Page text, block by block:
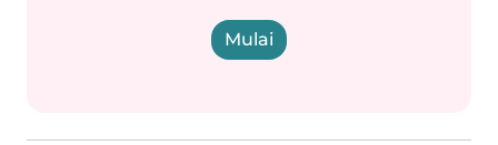
Mulai